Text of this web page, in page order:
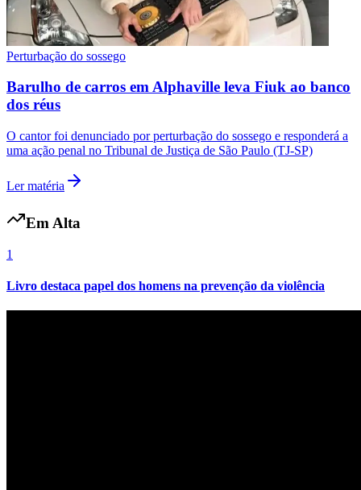
Grêmio
Perturbação do sossego
Barulho de carros em Alphaville leva Fiuk ao banco
dos réus
O cantor foi denunciado por perturbação do sossego e responderá a
uma ação penal no Tribunal de Justiça de São Paulo (TJ-SP)
Ler matéria
Em Alta
1
Livro destaca papel dos homens na prevenção da violência